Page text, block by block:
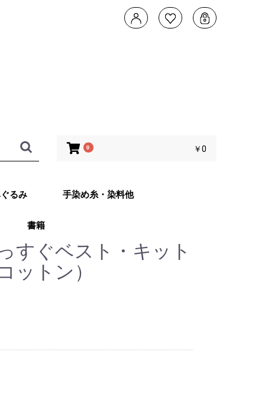
0 ￥0
るみ
デザイン 武
ト
もこのカメレ
あみぐるみ
手染め糸・染料他
書籍
すぐベスト・キット
ットン）